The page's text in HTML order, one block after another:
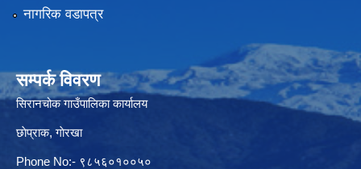
नागरिक वडापत्र
सम्पर्क विवरण
सिरानचोक गाउँपालिका कार्यालय
छाेप्राक, गाेरखा
Phone No:- ९८५६०१००५०